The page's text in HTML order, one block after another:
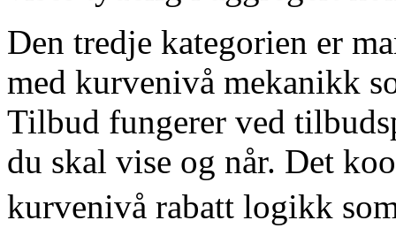
Den tredje kategorien er
med kurvenivå mekanikk
Tilbud fungerer ved
du skal vise og når. Det
kurvenivå rabatt logikk